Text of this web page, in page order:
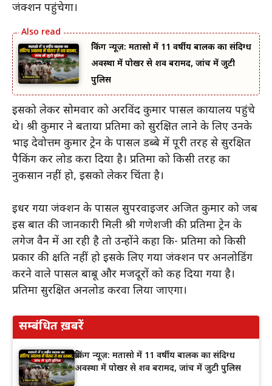
जंक्शन पहुंचेगा।
ब्रेकिंग न्यूज़: मतासो में 11 वर्षीय बालक का संदिग्ध
अवस्था में पोखर से शव बरामद, जांच में जुटी
पुलिस
इसको लेकर सोमवार को अरविंद कुमार पार्सल कार्यालय पहुंचे
थे। श्री कुमार ने बताया प्रतिमा को सुरक्षित लाने के लिए उनके
भाई देवोत्तम कुमार ट्रेन के पार्सल डब्बे में पूरी तरह से सुरक्षित
पैकिंग कर लोड करा दिया है। प्रतिमा को किसी तरह का
नुकसान नहीं हो, इसको लेकर चिंता है।
इधर गया जंक्शन के पार्सल सुपरवाइजर अजित कुमार को जब
इस बात की जानकारी मिली श्री गणेशजी की प्रतिमा ट्रेन के
लगेज वैन में आ रही है तो उन्होंने कहा कि- प्रतिमा को किसी
प्रकार की क्षति नहीं हो इसके लिए गया जंक्शन पर अनलोडिंग
करने वाले पार्सल बाबू और मजदूरों को कह दिया गया है।
प्रतिमा सुरक्षित अनलोड करवा लिया जाएगा।
सम्बंधित ख़बरें
ब्रेकिंग न्यूज़: मतासो में 11 वर्षीय बालक का संदिग्ध
अवस्था में पोखर से शव बरामद, जांच में जुटी पुलिस